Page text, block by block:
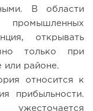
В области
промышленных
открывать
только при
или районе.
относится к
прибыльности.